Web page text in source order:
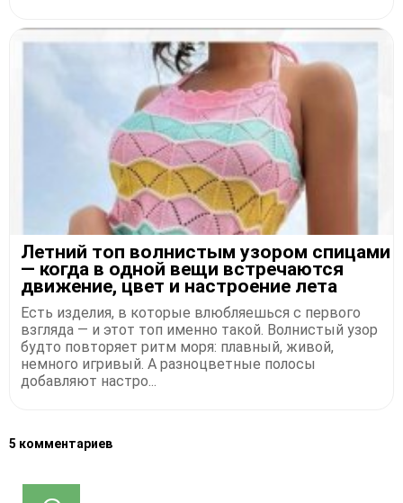
Лeтний тoп вoлниcтым узopoм спицами
— когда в одной вещи встречаются
движение, цвет и настроение лета
Есть изделия, в которые влюбляешься с первого
взгляда — и этот топ именно такой. Волнистый узор
будто повторяет ритм моря: плавный, живой,
немного игривый. А разноцветные полосы
добавляют настро...
5 комментариев